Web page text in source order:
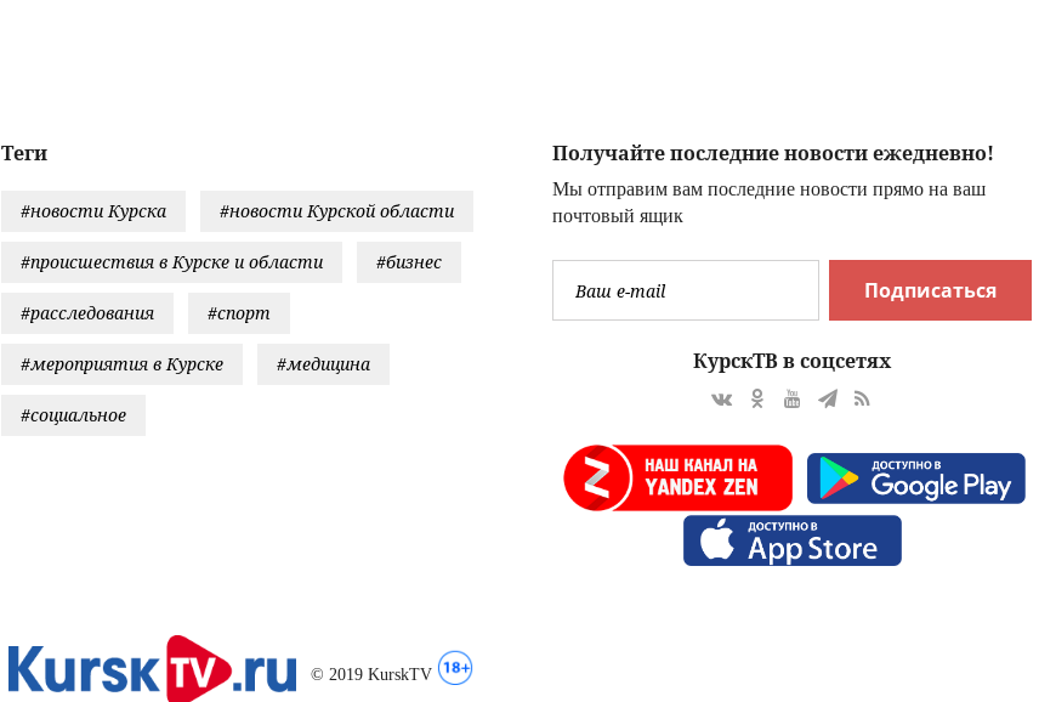
Новости
Получайте последние новости ежедневно!
Мы отправим вам последние новости прямо на ваш
почтовый ящик
Подписаться
КурскТВ в соцсетях
Теги
#новости Курска #новости Курской области
#происшествия в Курске и области #бизнес
#расследования #спорт
#мероприятия в Курске #медицина
#социальное
© 2019 KurskTV